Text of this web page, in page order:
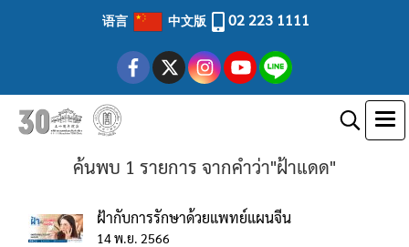
语言 中文版 02 223 1111
ค้นพบ 1 รายการ จากคำว่า"ฝ้าแดด"
ฝ้ากับการรักษาด้วยแพทย์แผนจีน
14 พ.ย. 2566